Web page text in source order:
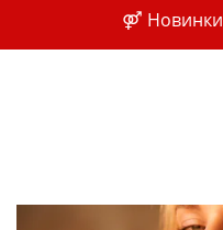
⚤ Новинки